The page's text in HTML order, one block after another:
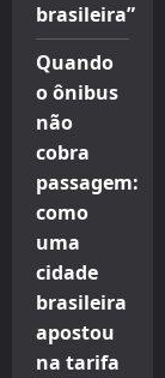
brasileira”
Quando
o ônibus
não
cobra
passagem:
como
uma
cidade
brasileira
apostou
na tarifa